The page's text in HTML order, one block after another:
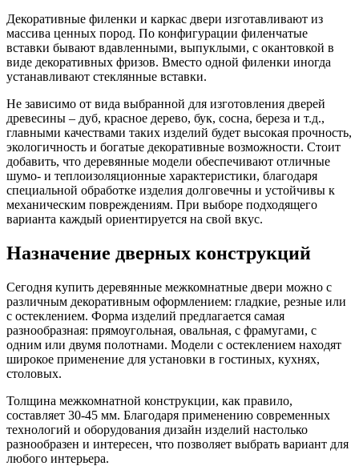
Декоративные филенки и каркас двери изготавливают из
массива ценных пород. По конфигурации филенчатые
вставки бывают вдавленными, выпуклыми, с окантовкой в
виде декоративных фризов. Вместо одной филенки иногда
устанавливают стеклянные вставки.
Не зависимо от вида выбранной для изготовления дверей
древесины – дуб, красное дерево, бук, сосна, береза и т.д.,
главными качествами таких изделий будет высокая прочность,
экологичность и богатые декоративные возможности. Стоит
добавить, что деревянные модели обеспечивают отличные
шумо- и теплоизоляционные характеристики, благодаря
специальной обработке изделия долговечны и устойчивы к
механическим повреждениям. При выборе подходящего
варианта каждый ориентируется на свой вкус.
Назначение дверных конструкций
Сегодня купить деревянные межкомнатные двери можно с
различным декоративным оформлением: гладкие, резные или
с остеклением. Форма изделий предлагается самая
разнообразная: прямоугольная, овальная, с фрамугами, с
одним или двумя полотнами. Модели с остеклением находят
широкое применение для установки в гостиных, кухнях,
столовых.
Толщина межкомнатной конструкции, как правило,
составляет 30-45 мм. Благодаря применению современных
технологий и оборудования дизайн изделий настолько
разнообразен и интересен, что позволяет выбрать вариант для
любого интерьера.